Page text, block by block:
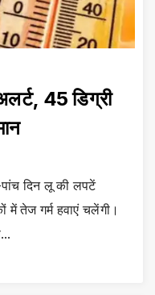
45 डिग्री
दिन लू की लपटें
में तेज गर्म हवाएं चलेंगी।